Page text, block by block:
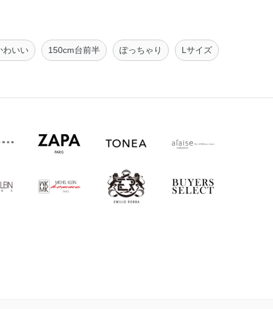
わいい 150cm台前半 ぽっちゃり Lサイズ